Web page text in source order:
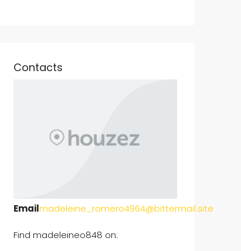
Contacts
Emailmadeleine_romero4964@bittermail.site
Find madeleineo848 on: